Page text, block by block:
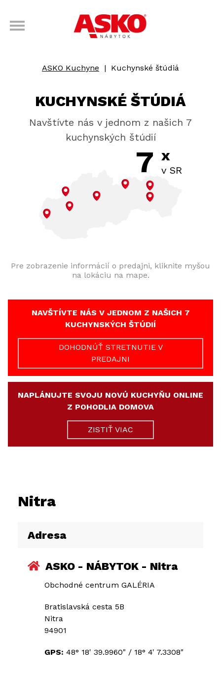
ASKO Kuchyne | Kuchynské štúdiá
KUCHYNSKÉ ŠTÚDIÁ
Navštívte nás v jednom z našich 7
kuchynských štúdií
7 x
v SR
Pre zobrazenie informácií o predajni, kliknite myšou
na lokáciu na mape.
NAVŠTÍVTE NÁS V JEDNOM Z NAŠICH 7
KUCHYNSKÝCH ŠTÚDIÍ
DOHODNÚŤ STRETNUTIE V
PREDAJNI
NAPLÁNUJTE SVOJU NOVÚ KUCHYŇU ONLINE
Z POHODLIA DOMOVA
ZISTIŤ VIAC
Nitra
Adresa
ASKO - NÁBYTOK - Nitra
Obchodné centrum GALÉRIA
Bratislavská cesta 5B
Nitra
94901
GPS: 48° 18' 39.9960" / 18° 4' 7.3308"